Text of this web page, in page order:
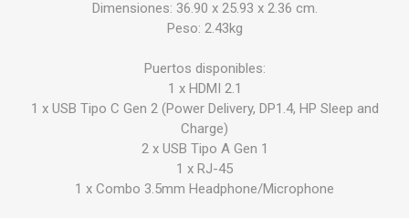
Dimensiones: 36.90 x 25.93 x 2.36 cm.
Peso: 2.43kg
Puertos disponibles:
1 x HDMI 2.1
1 x USB Tipo C Gen 2 (Power Delivery, DP1.4, HP Sleep and
Charge)
2 x USB Tipo A Gen 1
1 x RJ-45
1 x Combo 3.5mm Headphone/Microphone